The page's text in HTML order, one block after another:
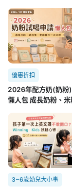
優惠折扣
2026年配方奶(奶粉
懶人包 成長奶粉、米
3~6歲幼兒大小事